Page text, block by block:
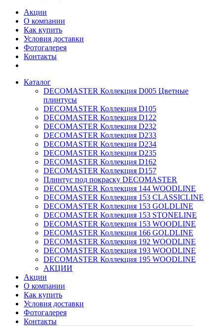
Акции
О компании
Как купить
Условия доставки
Фотогалерея
Контакты
Каталог
DECOMASTER Коллекция D005 Цветные
плинтусы
DECOMASTER Коллекция D105
DECOMASTER Коллекция D122
DECOMASTER Коллекция D232
DECOMASTER Коллекция D233
DECOMASTER Коллекция D234
DECOMASTER Коллекция D235
DECOMASTER Коллекция D162
DECOMASTER Коллекция D157
Плинтус под покраску DECOMASTER
DECOMASTER Коллекция 144 WOODLINE
DECOMASTER Коллекция 153 CLASSICLINE
DECOMASTER Коллекция 153 GOLDLINE
DECOMASTER Коллекция 153 STONELINE
DECOMASTER Коллекция 153 WOODLINE
DECOMASTER Коллекция 166 GOLDLINE
DECOMASTER Коллекция 192 WOODLINE
DECOMASTER Коллекция 193 WOODLINE
DECOMASTER Коллекция 195 WOODLINE
АКЦИИ
Акции
О компании
Как купить
Условия доставки
Фотогалерея
Контакты